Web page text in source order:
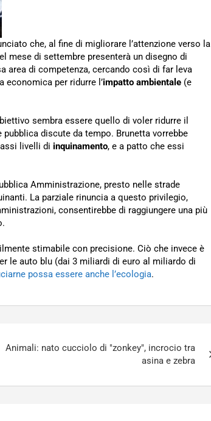
che, al fine di migliorare l’attenzione verso la
mese di settembre presenterà un disegno di
area di competenza, cercando così di far leva
economica per ridurre l’impatto ambientale (e
sembra essere quello di voler ridurre il
discute da tempo. Brunetta vorrebbe
livelli di inquinamento, e a patto che essi
Amministrazione, presto nelle strade
La parziale rinuncia a questo privilegio,
consentirebbe di raggiungere una più
stimabile con precisione. Ciò che invece è
le auto blu (dai 3 miliardi di euro al miliardo di
possa essere anche l’ecologia.
Animali: nato cucciolo di "zonkey", incrocio tra
asina e zebra